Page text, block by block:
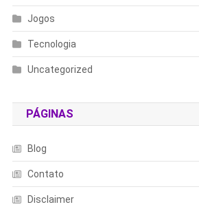
Jogos
Tecnologia
Uncategorized
PÁGINAS
Blog
Contato
Disclaimer